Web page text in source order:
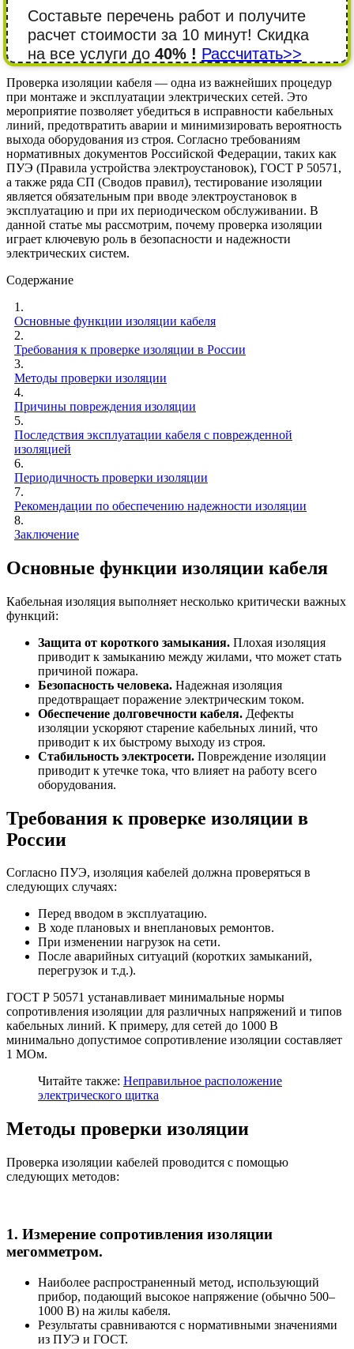
Составьте перечень работ и получите
расчет стоимости за 10 минут! Cкидка
на все услуги до 40% ! Рассчитать>>
Проверка изоляции кабеля — одна из важнейших процедур
при монтаже и эксплуатации электрических сетей. Это
мероприятие позволяет убедиться в исправности кабельных
линий, предотвратить аварии и минимизировать вероятность
выхода оборудования из строя. Согласно требованиям
нормативных документов Российской Федерации, таких как
ПУЭ (Правила устройства электроустановок), ГОСТ Р 50571,
а также ряда СП (Сводов правил), тестирование изоляции
является обязательным при вводе электроустановок в
эксплуатацию и при их периодическом обслуживании. В
данной статье мы рассмотрим, почему проверка изоляции
играет ключевую роль в безопасности и надежности
электрических систем.
Содержание
1.
Основные функции изоляции кабеля
2.
Требования к проверке изоляции в России
3.
Методы проверки изоляции
4.
Причины повреждения изоляции
5.
Последствия эксплуатации кабеля с поврежденной
изоляцией
6.
Периодичность проверки изоляции
7.
Рекомендации по обеспечению надежности изоляции
8.
Заключение
Основные функции изоляции кабеля
Кабельная изоляция выполняет несколько критически важных
функций:
Защита от короткого замыкания. Плохая изоляция
приводит к замыканию между жилами, что может стать
причиной пожара.
Безопасность человека. Надежная изоляция
предотвращает поражение электрическим током.
Обеспечение долговечности кабеля. Дефекты
изоляции ускоряют старение кабельных линий, что
приводит к их быстрому выходу из строя.
Стабильность электросети. Повреждение изоляции
приводит к утечке тока, что влияет на работу всего
оборудования.
Требования к проверке изоляции в
России
Согласно ПУЭ, изоляция кабелей должна проверяться в
следующих случаях:
Перед вводом в эксплуатацию.
В ходе плановых и внеплановых ремонтов.
При изменении нагрузок на сети.
После аварийных ситуаций (коротких замыканий,
перегрузок и т.д.).
ГОСТ Р 50571 устанавливает минимальные нормы
сопротивления изоляции для различных напряжений и типов
кабельных линий. К примеру, для сетей до 1000 В
минимально допустимое сопротивление изоляции составляет
1 МОм.
Читайте также: Неправильное расположение
электрического щитка
Методы проверки изоляции
Проверка изоляции кабелей проводится с помощью
следующих методов:
1. Измерение сопротивления изоляции
мегомметром.
Наиболее распространенный метод, использующий
прибор, подающий высокое напряжение (обычно 500–
1000 В) на жилы кабеля.
Результаты сравниваются с нормативными значениями
из ПУЭ и ГОСТ.